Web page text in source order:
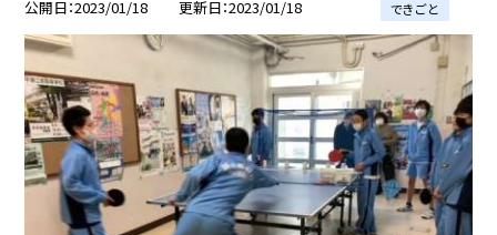
公開日 2023/01/18 更新日 2023/01/18 できごと